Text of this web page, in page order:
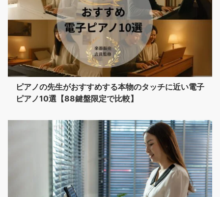
ピアノの先生がおすすめする本物のタッチに近い電子
ピアノ10選【88鍵盤限定で比較】